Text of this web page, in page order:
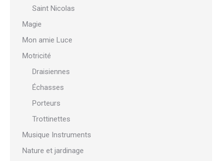
Saint Nicolas
Magie
Mon amie Luce
Motricité
Draisiennes
Échasses
Porteurs
Trottinettes
Musique Instruments
Nature et jardinage